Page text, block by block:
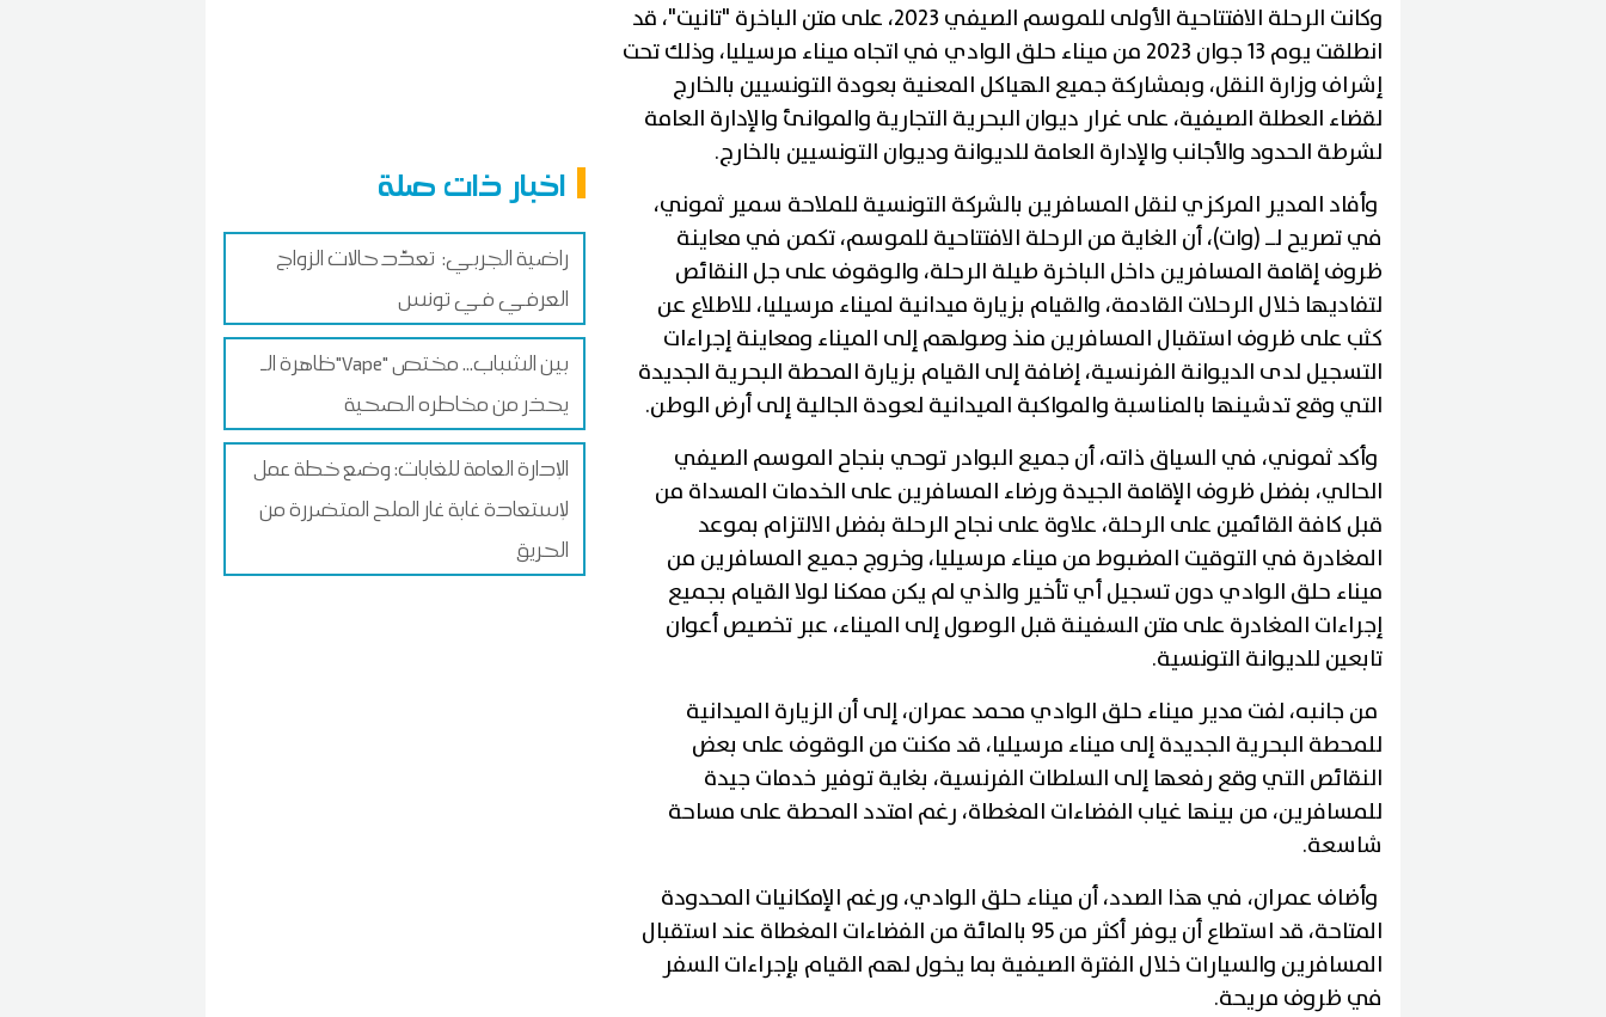
اخبار ذات صلة
راضية الجربي: تعدّد حالات الزواج
العرفي في تونس
ظاهرة الـ"Vape" بين الشباب... مختص
يحذر من مخاطره الصحية
الإدارة العامة للغابات: وضع خطة عمل
لإستعادة غابة غار الملح المتضررة من
الحريق
وكانت الرحلة الافتتاحية الأولى للموسم الصيفي 2023، على متن الباخرة "تانيت"، قد
انطلقت يوم 13 جوان 2023 من ميناء حلق الوادي في اتجاه ميناء مرسيليا، وذلك تحت
إشراف وزارة النقل، وبمشاركة جميع الهياكل المعنية بعودة التونسيين بالخارج
لقضاء العطلة الصيفية، على غرار ديوان البحرية التجارية والموانئ والإدارة العامة
لشرطة الحدود والأجانب والإدارة العامة للديوانة وديوان التونسيين بالخارج.
وأفاد المدير المركزي لنقل المسافرين بالشركة التونسية للملاحة سمير ثموني،
في تصريح لــ (وات)، أن الغاية من الرحلة الافتتاحية للموسم، تكمن في معاينة
ظروف إقامة المسافرين داخل الباخرة طيلة الرحلة، والوقوف على جل النقائص
لتفاديها خلال الرحلات القادمة، والقيام بزيارة ميدانية لميناء مرسيليا، للاطلاع عن
كثب على ظروف استقبال المسافرين منذ وصولهم إلى الميناء ومعاينة إجراءات
التسجيل لدى الديوانة الفرنسية، إضافة إلى القيام بزيارة المحطة البحرية الجديدة
التي وقع تدشينها بالمناسبة والمواكبة الميدانية لعودة الجالية إلى أرض الوطن.
وأكد ثموني، في السياق ذاته، أن جميع البوادر توحي بنجاح الموسم الصيفي
الحالي، بفضل ظروف الإقامة الجيدة ورضاء المسافرين على الخدمات المسداة من
قبل كافة القائمين على الرحلة، علاوة على نجاح الرحلة بفضل الالتزام بموعد
المغادرة في التوقيت المضبوط من ميناء مرسيليا، وخروج جميع المسافرين من
ميناء حلق الوادي دون تسجيل أي تأخير والذي لم يكن ممكنا لولا القيام بجميع
إجراءات المغادرة على متن السفينة قبل الوصول إلى الميناء، عبر تخصيص أعوان
تابعين للديوانة التونسية.
من جانبه، لفت مدير ميناء حلق الوادي محمد عمران، إلى أن الزيارة الميدانية
للمحطة البحرية الجديدة إلى ميناء مرسيليا، قد مكنت من الوقوف على بعض
النقائص التي وقع رفعها إلى السلطات الفرنسية، بغاية توفير خدمات جيدة
للمسافرين، من بينها غياب الفضاءات المغطاة، رغم امتدد المحطة على مساحة
شاسعة.
وأضاف عمران، في هذا الصدد، أن ميناء حلق الوادي، ورغم الإمكانيات المحدودة
المتاحة، قد استطاع أن يوفر أكثر من 95 بالمائة من الفضاءات المغطاة عند استقبال
المسافرين والسيارات خلال الفترة الصيفية بما يخول لهم القيام بإجراءات السفر
في ظروف مريحة.